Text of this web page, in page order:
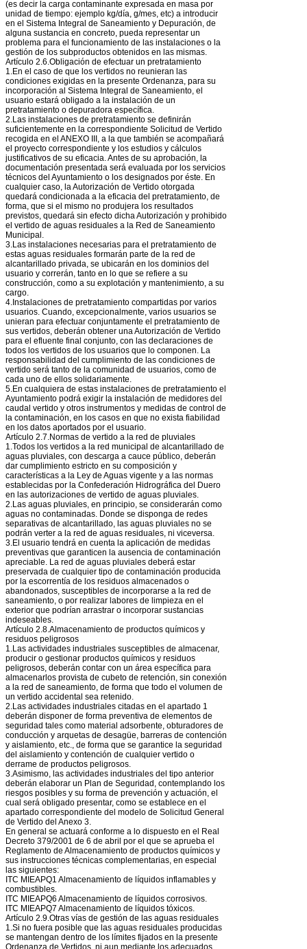
(es decir la carga contaminante expresada en masa por
unidad de tiempo: ejemplo kg/día, g/mes, etc) a introducir
en el Sistema Integral de Saneamiento y Depuración, de
alguna sustancia en concreto, pueda representar un
problema para el funcionamiento de las instalaciones o la
gestión de los subproductos obtenidos en las mismas.
Artículo 2.6.Obligación de efectuar un pretratamiento
1.En el caso de que los vertidos no reunieran las
condiciones exigidas en la presente Ordenanza, para su
incorporación al Sistema Integral de Saneamiento, el
usuario estará obligado a la instalación de un
pretratamiento o depuradora específica.
2.Las instalaciones de pretratamiento se definirán
suficientemente en la correspondiente Solicitud de Vertido
recogida en el ANEXO III, a la que también se acompañará
el proyecto correspondiente y los estudios y cálculos
justificativos de su eficacia. Antes de su aprobación, la
documentación presentada será evaluada por los servicios
técnicos del Ayuntamiento o los designados por éste. En
cualquier caso, la Autorización de Vertido otorgada
quedará condicionada a la eficacia del pretratamiento, de
forma, que si el mismo no produjera los resultados
previstos, quedará sin efecto dicha Autorización y prohibido
el vertido de aguas residuales a la Red de Saneamiento
Municipal.
3.Las instalaciones necesarias para el pretratamiento de
estas aguas residuales formarán parte de la red de
alcantarillado privada, se ubicarán en los dominios del
usuario y correrán, tanto en lo que se refiere a su
construcción, como a su explotación y mantenimiento, a su
cargo.
4.Instalaciones de pretratamiento compartidas por varios
usuarios. Cuando, excepcionalmente, varios usuarios se
unieran para efectuar conjuntamente el pretratamiento de
sus vertidos, deberán obtener una Autorización de Vertido
para el efluente final conjunto, con las declaraciones de
todos los vertidos de los usuarios que lo componen. La
responsabilidad del cumplimiento de las condiciones de
vertido será tanto de la comunidad de usuarios, como de
cada uno de ellos solidariamente.
5.En cualquiera de estas instalaciones de pretratamiento el
Ayuntamiento podrá exigir la instalación de medidores del
caudal vertido y otros instrumentos y medidas de control de
la contaminación, en los casos en que no exista fiabilidad
en los datos aportados por el usuario.
Artículo 2.7.Normas de vertido a la red de pluviales
1.Todos los vertidos a la red municipal de alcantarillado de
aguas pluviales, con descarga a cauce público, deberán
dar cumplimiento estricto en su composición y
características a la Ley de Aguas vigente y a las normas
establecidas por la Confederación Hidrográfica del Duero
en las autorizaciones de vertido de aguas pluviales.
2.Las aguas pluviales, en principio, se considerarán como
aguas no contaminadas. Donde se disponga de redes
separativas de alcantarillado, las aguas pluviales no se
podrán verter a la red de aguas residuales, ni viceversa.
3.El usuario tendrá en cuenta la aplicación de medidas
preventivas que garanticen la ausencia de contaminación
apreciable. La red de aguas pluviales deberá estar
preservada de cualquier tipo de contaminación producida
por la escorrentía de los residuos almacenados o
abandonados, susceptibles de incorporarse a la red de
saneamiento, o por realizar labores de limpieza en el
exterior que podrían arrastrar o incorporar sustancias
indeseables.
Artículo 2.8.Almacenamiento de productos químicos y
residuos peligrosos
1.Las actividades industriales susceptibles de almacenar,
producir o gestionar productos químicos y residuos
peligrosos, deberán contar con un área específica para
almacenarlos provista de cubeto de retención, sin conexión
a la red de saneamiento, de forma que todo el volumen de
un vertido accidental sea retenido.
2.Las actividades industriales citadas en el apartado 1
deberán disponer de forma preventiva de elementos de
seguridad tales como material adsorbente, obturadores de
conducción y arquetas de desagüe, barreras de contención
y aislamiento, etc., de forma que se garantice la seguridad
del aislamiento y contención de cualquier vertido o
derrame de productos peligrosos.
3.Asimismo, las actividades industriales del tipo anterior
deberán elaborar un Plan de Seguridad, contemplando los
riesgos posibles y su forma de prevención y actuación, el
cual será obligado presentar, como se establece en el
apartado correspondiente del modelo de Solicitud General
de Vertido del Anexo 3.
En general se actuará conforme a lo dispuesto en el Real
Decreto 379/2001 de 6 de abril por el que se aprueba el
Reglamento de Almacenamiento de productos químicos y
sus instrucciones técnicas complementarias, en especial
las siguientes:
ITC MIEAPQ1 Almacenamiento de líquidos inflamables y
combustibles.
ITC MIEAPQ6 Almacenamiento de líquidos corrosivos.
ITC MIEAPQ7 Almacenamiento de líquidos tóxicos.
Artículo 2.9.Otras vías de gestión de las aguas residuales
1.Si no fuera posible que las aguas residuales producidas
se mantengan dentro de los límites fijados en la presente
Ordenanza de Vertidos, ni aun mediante los adecuados